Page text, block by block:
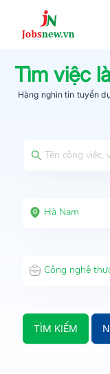
Tìm việc
Hàng nghìn tin tuyển
Hà Nam
Công nghệ
TÌM KIẾM